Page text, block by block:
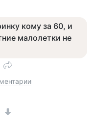
кому за 60, и
малолетки не